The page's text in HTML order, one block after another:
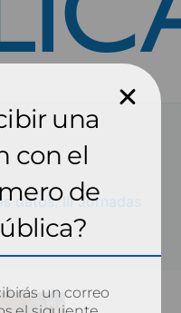
datos: III Jornadas
una
con el
de
un correo